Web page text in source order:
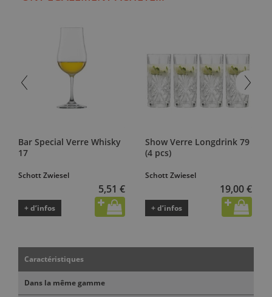
Bar Special Verre Whisky
17
Schott Zwiesel
5,51 €
+ d’infos
Show Verre Longdrink 79
(4 pcs)
Schott Zwiesel
19,00 €
+ d’infos
Caractéristiques
Dans la même gamme